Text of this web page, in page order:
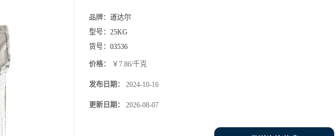
品牌： 道达尔
型号： 25KG
货号： 03536
价格： ￥7.86/千克
发布日期： 2024-10-16
更新日期： 2026-08-07